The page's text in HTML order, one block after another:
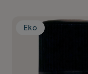
Eko